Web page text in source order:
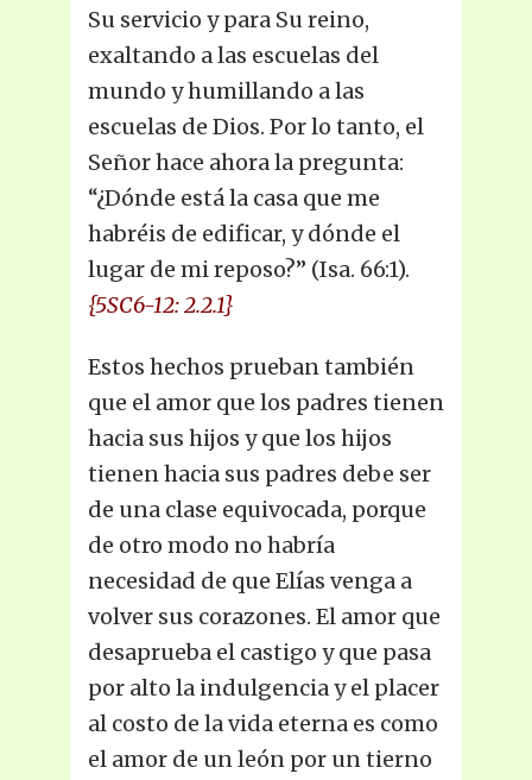
Su servicio y para Su reino,
exaltando a las escuelas del
mundo y humillando a las
escuelas de Dios. Por lo tanto, el
Señor hace ahora la pregunta:
“¿Dónde está la casa que me
habréis de edificar, y dónde el
lugar de mi reposo?” (Isa. 66:1).
{5SC6-12: 2.2.1}
Estos hechos prueban también
que el amor que los padres tienen
hacia sus hijos y que los hijos
tienen hacia sus padres debe ser
de una clase equivocada, porque
de otro modo no habría
necesidad de que Elías venga a
volver sus corazones. El amor que
desaprueba el castigo y que pasa
por alto la indulgencia y el placer
al costo de la vida eterna es como
el amor de un león por un tierno